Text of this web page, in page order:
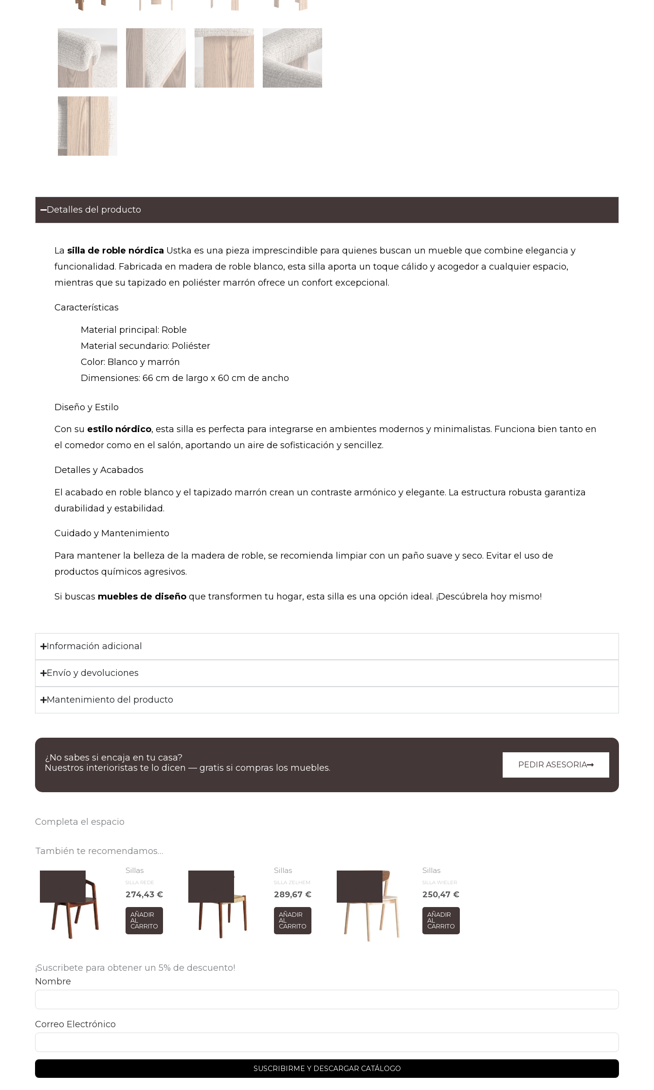
Detalles del producto
La silla de roble nórdica Ustka es una pieza imprescindible para quienes buscan un mueble que combine elegancia y
funcionalidad. Fabricada en madera de roble blanco, esta silla aporta un toque cálido y acogedor a cualquier espacio,
mientras que su tapizado en poliéster marrón ofrece un confort excepcional.
Características
Material principal: Roble
Material secundario: Poliéster
Color: Blanco y marrón
Dimensiones: 66 cm de largo x 60 cm de ancho
Diseño y Estilo
Con su estilo nórdico, esta silla es perfecta para integrarse en ambientes modernos y minimalistas. Funciona bien tanto en
el comedor como en el salón, aportando un aire de sofisticación y sencillez.
Detalles y Acabados
El acabado en roble blanco y el tapizado marrón crean un contraste armónico y elegante. La estructura robusta garantiza
durabilidad y estabilidad.
Cuidado y Mantenimiento
Para mantener la belleza de la madera de roble, se recomienda limpiar con un paño suave y seco. Evitar el uso de
productos químicos agresivos.
Si buscas muebles de diseño que transformen tu hogar, esta silla es una opción ideal. ¡Descúbrela hoy mismo!
Información adicional
Envío y devoluciones
Mantenimiento del producto
PEDIR ASESORIA
¿No sabes si encaja en tu casa?
Nuestros interioristas te lo dicen — gratis si compras los muebles.
Completa el espacio
También te recomendamos…
Sillas
SILLA REDE
274,43€
AÑADIR
AL
CARRITO
Sillas
SILLA ZELHEM
289,67€
AÑADIR
AL
CARRITO
Sillas
SILLA WIELER
250,47€
AÑADIR
AL
CARRITO
¡Suscribete para obtener un 5% de descuento!
Nombre
Correo Electrónico